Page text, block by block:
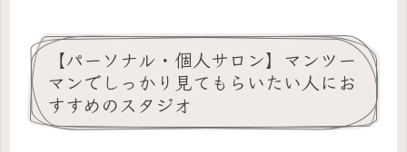
【パーソナル・個人サロン】マンツー
マンでしっかり見てもらいたい人にお
すすめのスタジオ